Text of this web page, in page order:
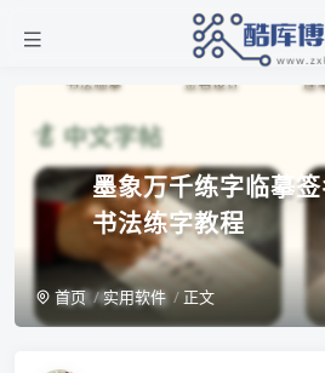
墨象万千练字临摹
书法练字教程
首页 实用软件 正文